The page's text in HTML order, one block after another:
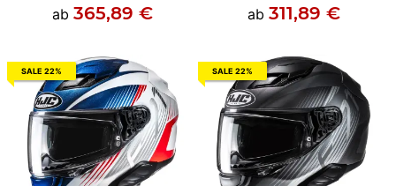
ab 365,89 € ab 311,89 €
SALE 22% SALE 22%